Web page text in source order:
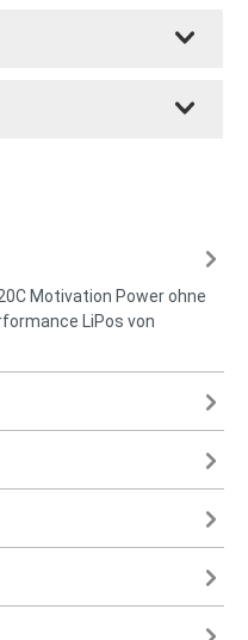
Motivation Power ohne
LiPos von